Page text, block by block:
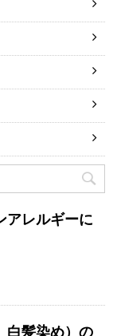
アレルギーに
白髪染め）の